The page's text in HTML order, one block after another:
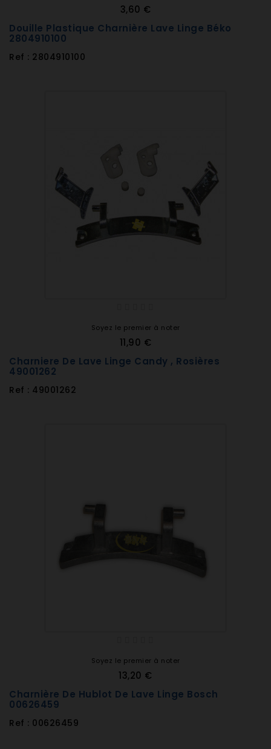
3,60 €
Douille Plastique Charnière Lave Linge Béko
2804910100
Ref : 2804910100
Soyez le premier à noter
11,90 €
Charniere De Lave Linge Candy , Rosières
49001262
Ref : 49001262
Soyez le premier à noter
13,20 €
Charnière De Hublot De Lave Linge Bosch
00626459
Ref : 00626459